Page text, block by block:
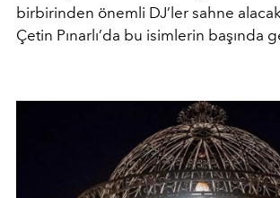
birbirinden önemli DJ’ler sahne
Çetin Pınarlı’da bu isimlerin başında